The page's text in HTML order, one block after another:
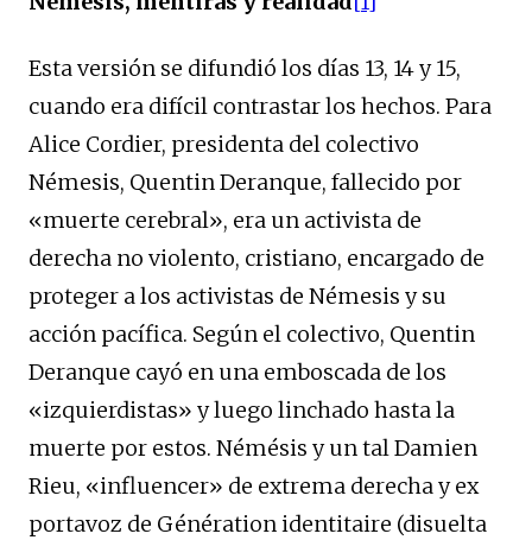
Esta versión se difundió los días 13, 14 y 15,
cuando era difícil contrastar los hechos. Para
Alice Cordier, presidenta del colectivo
Némesis, Quentin Deranque, fallecido por
«muerte cerebral», era un activista de
derecha no violento, cristiano, encargado de
proteger a los activistas de Némesis y su
acción pacífica. Según el colectivo, Quentin
Deranque cayó en una emboscada de los
«izquierdistas» y luego linchado hasta la
muerte por estos. Némésis y un tal Damien
Rieu, «influencer» de extrema derecha y ex
portavoz de Génération identitaire (disuelta